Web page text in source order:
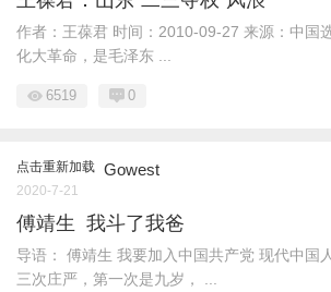
作者：王葆君 时间：2010-09-27 来源：中
化大革命，是毛泽东 ...
6519 0
点击重新加载 Gowest
2020-7-21
傅靖生 我斗了我爸
导语： 傅靖生 我要加入中国共产党 现代中国
三次庄严，第一次是九岁， ...